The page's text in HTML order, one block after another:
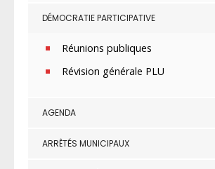
DÉMOCRATIE PARTICIPATIVE
Réunions publiques
Révision générale PLU
AGENDA
ARRÊTÉS MUNICIPAUX